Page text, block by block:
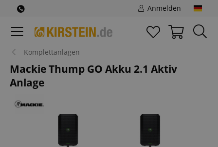
Anmelden
Komplettanlagen
Mackie Thump GO Akku 2.1 Aktiv
Anlage